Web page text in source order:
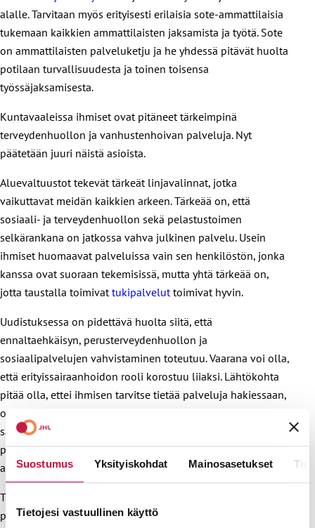
Suostumus Yksityiskohdat Mainosasetukset
Tietojesi vastuullinen käyttö
alalle. Tarvitaan myös erityisesti erilaisia sote-ammattilaisia
tukemaan kaikkien ammattilaisten jaksamista ja työtä. Sote
on ammattilaisten palveluketju ja he yhdessä pitävät huolta
potilaan turvallisuudesta ja toinen toisensa
työssäjaksamisesta.
Kuntavaaleissa ihmiset ovat pitäneet tärkeimpinä
terveydenhuollon ja vanhustenhoivan palveluja. Nyt
päätetään juuri näistä asioista.
Aluevaltuustot tekevät tärkeät linjavalinnat, jotka
vaikuttavat meidän kaikkien arkeen. Tärkeää on, että
sosiaali- ja terveydenhuollon sekä pelastustoimen
selkärankana on jatkossa vahva julkinen palvelu. Usein
ihmiset huomaavat palveluissa vain sen henkilöstön, jonka
kanssa ovat suoraan tekemisissä, mutta yhtä tärkeää on,
jotta taustalla toimivattukipalveluttoimivat hyvin.
Uudistuksessa on pidettävä huolta siitä, että
ennaltaehkäisyn, perusterveydenhuollon ja
sosiaalipalvelujen vahvistaminen toteutuu. Vaarana voi olla,
että erityissairaanhoidon rooli korostuu liiaksi. Lähtökohta
pitää olla, ettei ihmisen tarvitse tietää palveluja hakiessaan,
onko hän perusterve vai erityissairas, vaan että apua pitää
saada tarvittaessa. Ammattilaisten tehtävä on järjestää
palvelut niin, että ihminen saa palvelutarpeensa mukaista
apua ja ohjausta.
Tärkeää on, että sosiaali- ja terveydenhuollon sekä
pelastustoimen selkärankana on jatkossa vahva julkinen